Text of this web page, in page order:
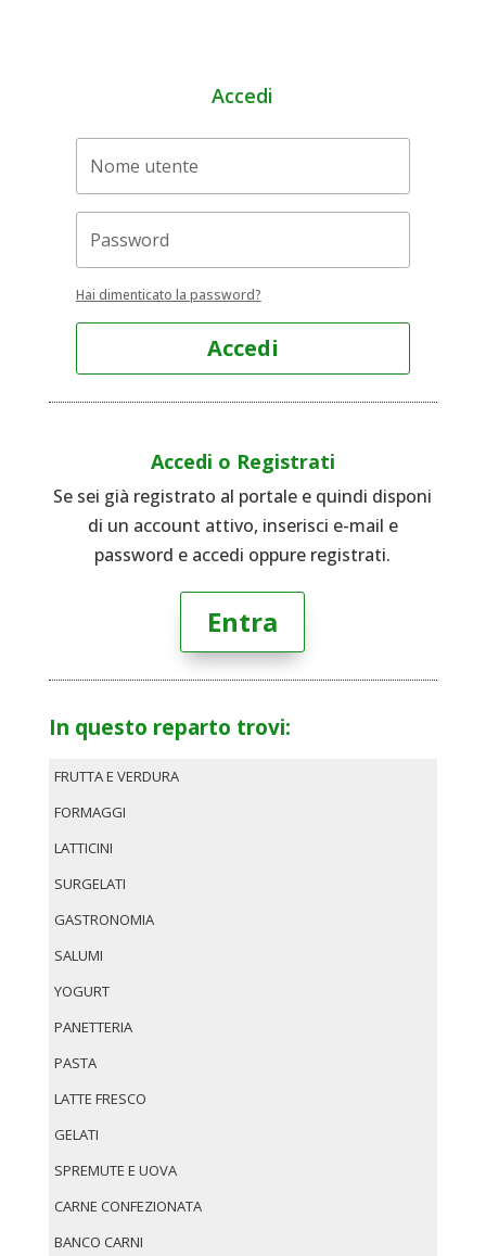
Accedi
Hai dimenticato la password?
Accedi
Accedi o Registrati
Se sei già registrato al portale e quindi disponi
di un account attivo, inserisci e-mail e
password e accedi oppure registrati.
Entra
In questo reparto trovi:
FRUTTA E VERDURA
FORMAGGI
LATTICINI
SURGELATI
GASTRONOMIA
SALUMI
YOGURT
PANETTERIA
PASTA
LATTE FRESCO
GELATI
SPREMUTE E UOVA
CARNE CONFEZIONATA
BANCO CARNI